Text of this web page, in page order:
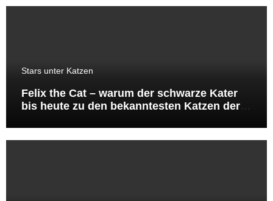
Stars unter Katzen
Felix the Cat – warum der schwarze Kater
bis heute zu den bekanntesten Katzen der